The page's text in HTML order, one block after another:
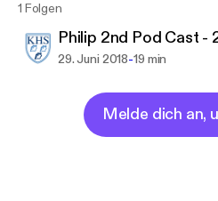
1 Folgen
Philip 2nd Pod Cast -
29. Juni 2018-19 min
Melde dich an,